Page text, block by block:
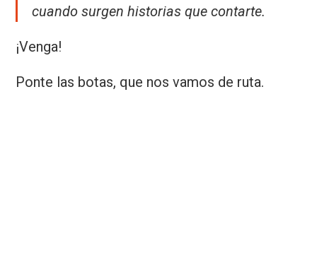
cuando surgen historias que contarte.
¡Venga!
Ponte las botas, que nos vamos de ruta.